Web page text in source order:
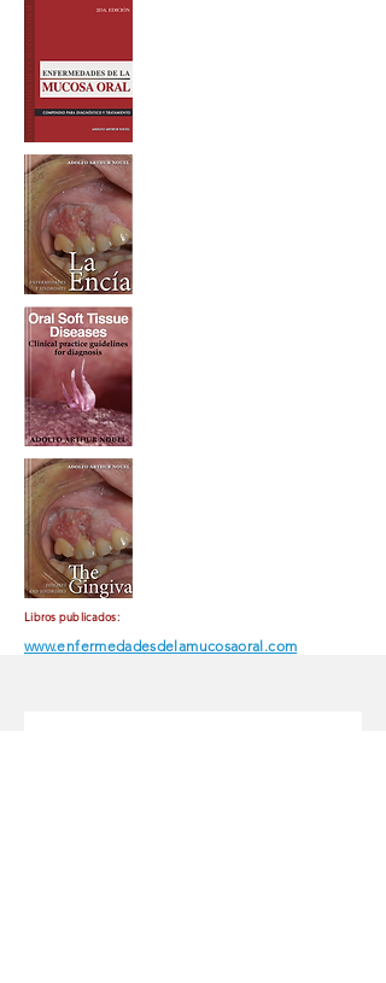
Libros publicados:
www.enfermedadesdelamucosaoral.com